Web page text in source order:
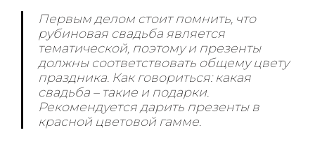
Первым делом стоит помнить, что
рубиновая свадьба является
тематической, поэтому и презенты
должны соответствовать общему цвету
праздника. Как говориться: какая
свадьба – такие и подарки.
Рекомендуется дарить презенты в
красной цветовой гамме.